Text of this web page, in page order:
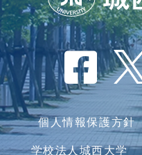
個人情報保護方針
学校法人城西大学